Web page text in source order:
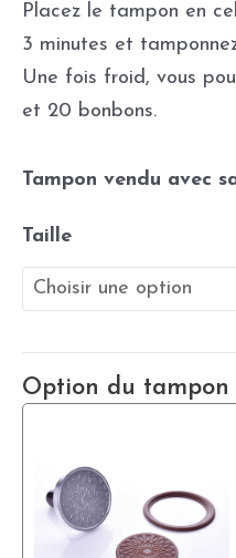
Placez le tampon en
3 minutes et
Une fois froid, vous
et 20 bonbons.
Tampon vendu avec
Taille
Option du tampon